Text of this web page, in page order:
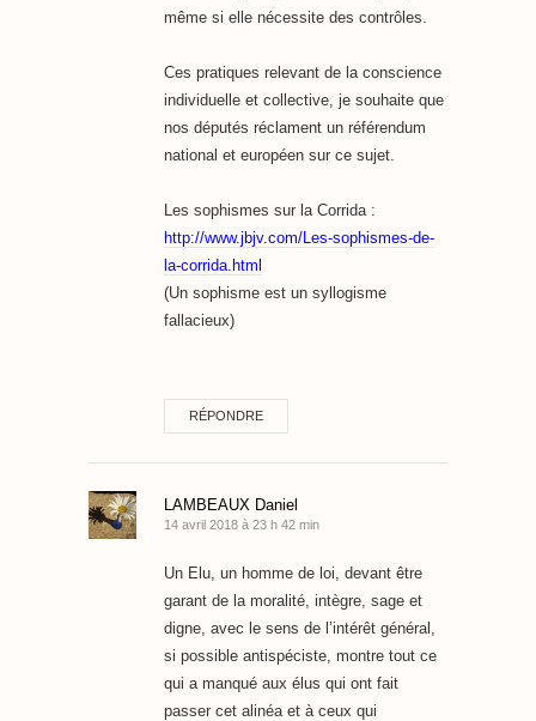
même si elle nécessite des contrôles.
Ces pratiques relevant de la conscience
individuelle et collective, je souhaite que
nos députés réclament un référendum
national et européen sur ce sujet.
Les sophismes sur la Corrida :
http://www.jbjv.com/Les-sophismes-de-
la-corrida.html
(Un sophisme est un syllogisme
fallacieux)
RÉPONDRE
LAMBEAUX Daniel
14 avril 2018 à 23 h 42 min
Un Elu, un homme de loi, devant être
garant de la moralité, intègre, sage et
digne, avec le sens de l’intérêt général,
si possible antispéciste, montre tout ce
qui a manqué aux élus qui ont fait
passer cet alinéa et à ceux qui